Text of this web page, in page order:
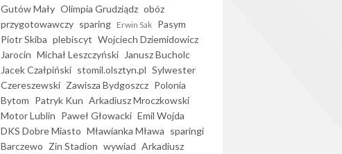
Gutów Mały Olimpia Grudziądz obóz
przygotowawczy sparing Erwin Sak Pasym
Piotr Skiba plebiscyt Wojciech Dziemidowicz
Jarocin Michał Leszczyński
Janusz Bucholc
Jacek Czałpiński stomil.olsztyn.pl Sylwester
Czereszewski Zawisza Bydgoszcz Polonia
Bytom Patryk Kun Arkadiusz Mroczkowski
Motor Lublin Paweł Głowacki Emil Wojda
DKS Dobre Miasto Mławianka Mława sparingi
Barczewo Zin Stadion wywiad Arkadiusz